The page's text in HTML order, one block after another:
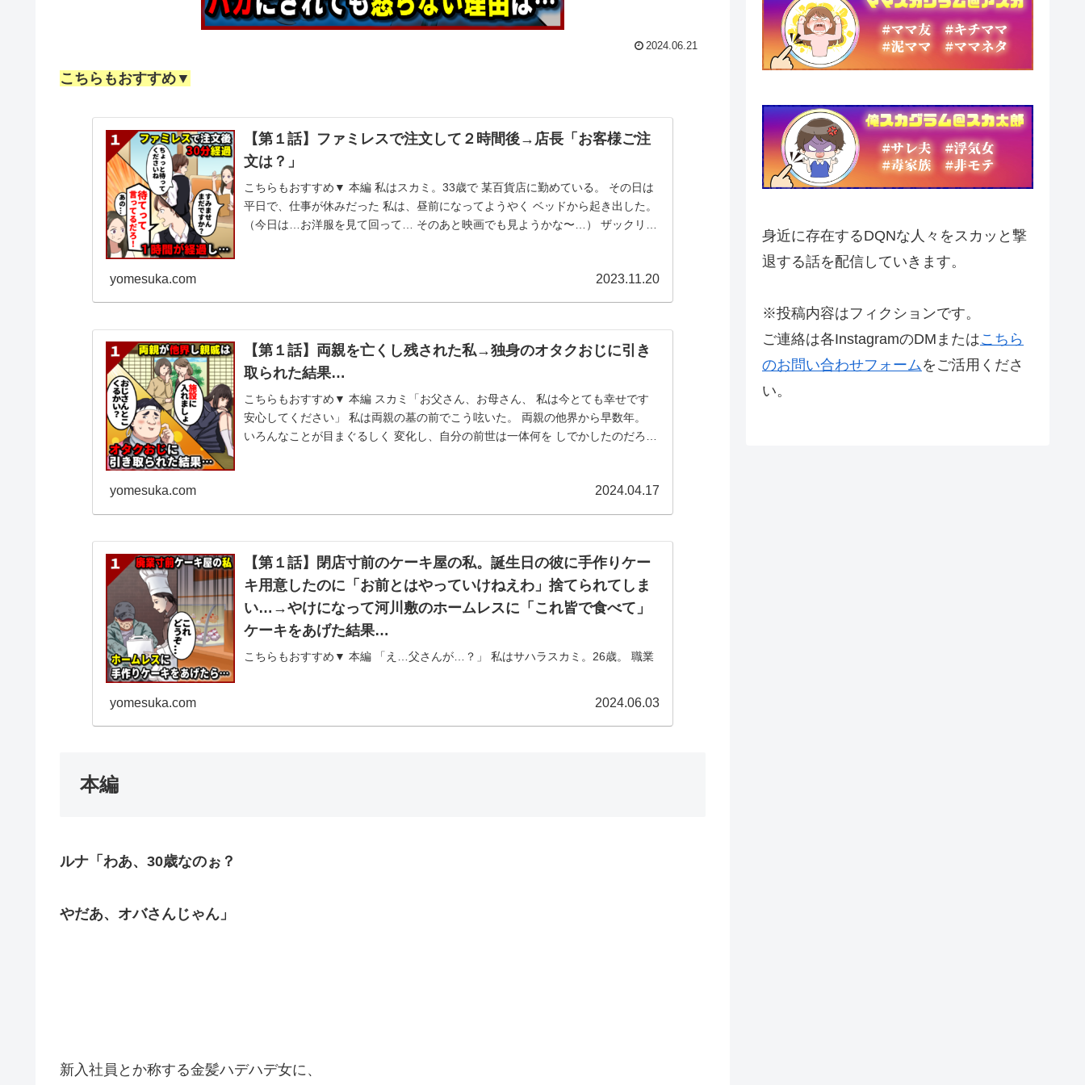
2024.06.21
こちらもおすすめ▼
【第１話】ファミレスで注文して２時間後→店長「お客様ご注
文は？」
こちらもおすすめ▼ 本編 私はスカミ。33歳で 某百貨店に勤めている。 その日は
平日で、仕事が休みだった 私は、昼前になってようやく ベッドから起き出した。
（今日は…お洋服を見て回って… そのあと映画でも見ようかな〜…） ザックリと
yomesuka.com 2023.11.20
【第１話】両親を亡くし残された私→独身のオタクおじに引き
取られた結果…
こちらもおすすめ▼ 本編 スカミ「お父さん、お母さん、 私は今とても幸せです
安心してください」 私は両親の墓の前でこう呟いた。 両親の他界から早数年。
いろんなことが目まぐるしく 変化し、自分の前世は一体何を しでかしたのだろう
yomesuka.com 2024.04.17
【第１話】閉店寸前のケーキ屋の私。誕生日の彼に手作りケー
キ用意したのに「お前とはやっていけねえわ」捨てられてしま
い…→やけになって河川敷のホームレスに「これ皆で食べて」
ケーキをあげた結果…
こちらもおすすめ▼ 本編 「え…父さんが…？」 私はサハラスカミ。26歳。 職業
yomesuka.com 2024.06.03
本編
ルナ「わあ、30歳なのぉ？
やだあ、オバさんじゃん」
新入社員とか称する金髪ハデハデ女に、
身近に存在するDQNな人々をスカッと撃
退する話を配信していきます。
※投稿内容はフィクションです。
ご連絡は各InstagramのDMまたはこちら
のお問い合わせフォーム をご活用くださ
い。